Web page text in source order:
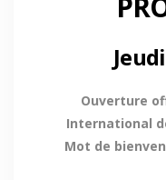
Ouverture
International
Mot de